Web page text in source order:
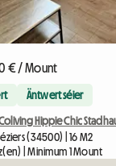
€ / Mount
Äntwert séier
Hippie Chic
(34500) | 16 M2
| Minimum 1 Mount